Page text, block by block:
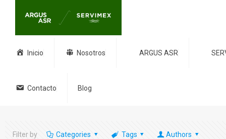
Inicio Nosotros ARGUS ASR
Contacto Blog
Filter by Categories Tags Authors